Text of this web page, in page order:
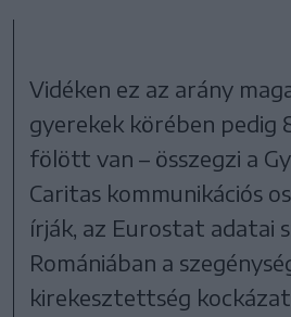
Vidéken ez az arány
gyerekek körében pedig
fölött van – összegzi a
Caritas kommunikációs
írják, az Eurostat adatai
Romániában a
kirekesztettség